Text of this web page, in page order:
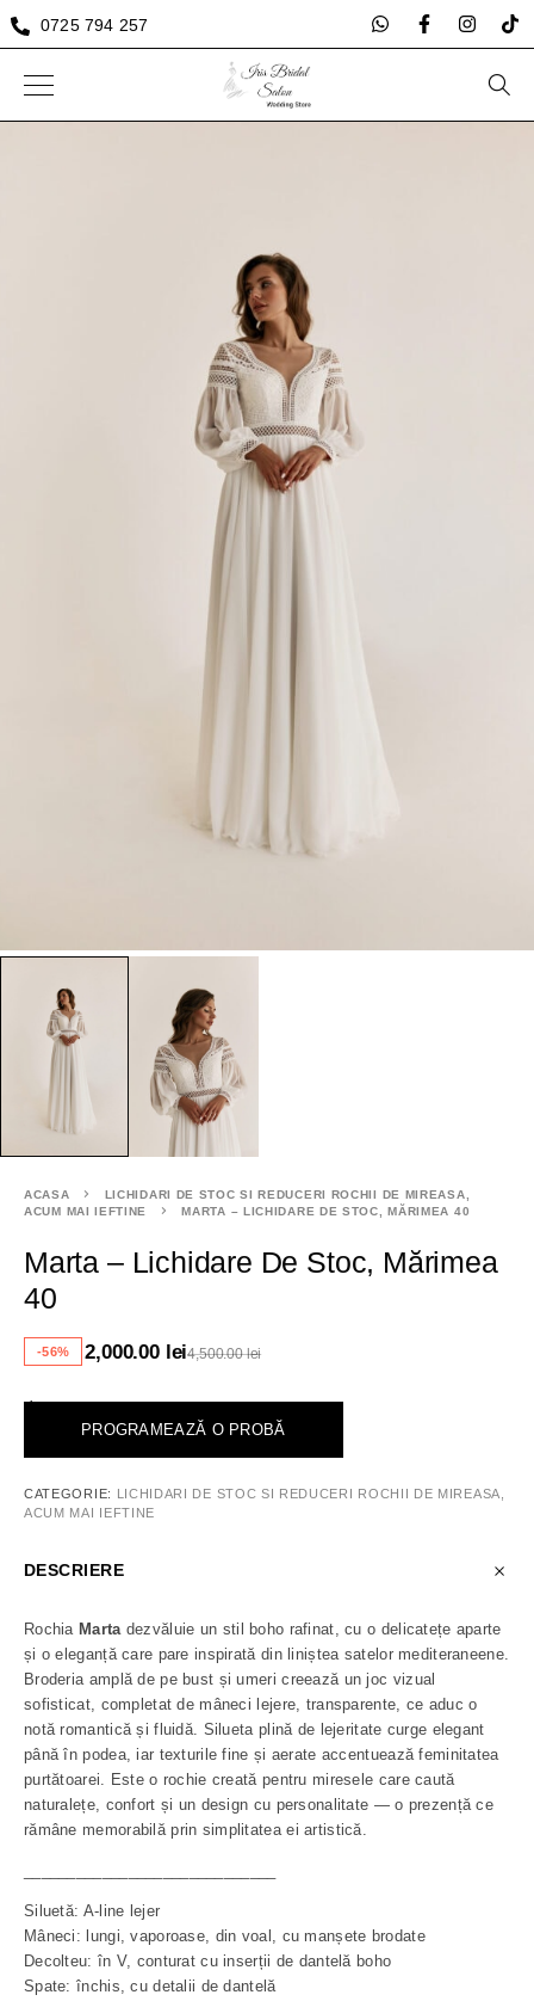
0725 794 257
ACASA
LICHIDARI DE STOC SI REDUCERI ROCHII DE MIREASA,
ACUM MAI IEFTINE
MARTA – LICHIDARE DE STOC, MĂRIMEA 40
Marta – Lichidare De Stoc, Mărimea
40
-56% 4,500.00lei
2,000.00 lei
<
PROGRAMEAZĂ O PROBĂ
CATEGORIE: LICHIDARI DE STOC SI REDUCERI ROCHII DE MIREASA,
ACUM MAI IEFTINE
DESCRIERE
Rochia Martadezvăluie un stil boho rafinat, cu o delicatețe aparte
și o eleganță care pare inspirată din liniștea satelor mediteraneene.
Broderia amplă de pe bust și umeri creează un joc vizual
sofisticat, completat de mâneci lejere, transparente, ce aduc o
notă romantică și fluidă. Silueta plină de lejeritate curge elegant
până în podea, iar texturile fine și aerate accentuează feminitatea
purtătoarei. Este o rochie creată pentru miresele care caută
naturalețe, confort și un design cu personalitate — o prezență ce
rămâne memorabilă prin simplitatea ei artistică.
Siluetă: A-line lejer
Mâneci: lungi, vaporoase, din voal, cu manșete brodate
Decolteu: în V, conturat cu inserții de dantelă boho
Spate: închis, cu detalii de dantelă